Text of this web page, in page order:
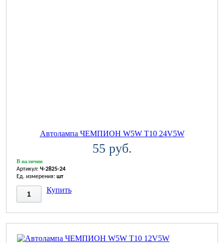
Автолампа ЧЕМПИОН W5W T10 24V5W
55 руб.
В наличии
Артикул: Ч-2825-24
Ед. измерения: шт
Купить